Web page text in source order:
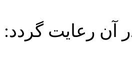
آن رعايت گردد: